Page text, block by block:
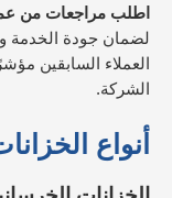
اطلب مراجعات من
لضمان جودة الخدمة
العملاء السابقين
الشركة.
أنواع